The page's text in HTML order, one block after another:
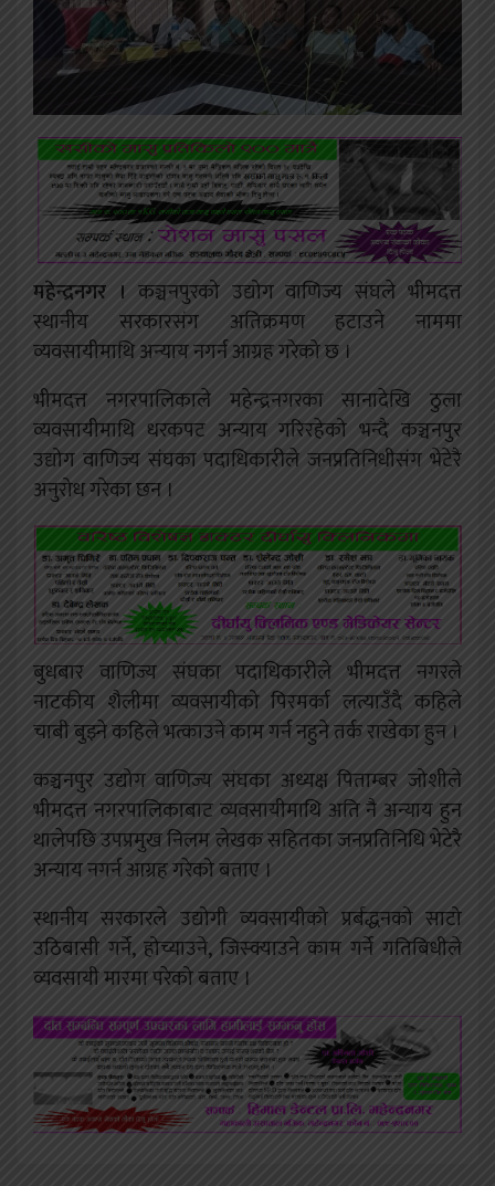
महेन्द्रनगर । कञ्चनपुरको उद्योग वाणिज्य संघले भीमदत्त
स्थानीय सरकारसंग अतिक्रमण हटाउने नाममा
व्यवसायीमाथि अन्याय नगर्न आग्रह गरेको छ ।
भीमदत्त नगरपालिकाले महेन्द्रनगरका सानादेखि ठुला
व्यवसायीमाथि धरकपट अन्याय गरिरहेको भन्दै कञ्चनपुर
उद्योग वाणिज्य संघका पदाधिकारीले जनप्रतिनिधीसंग भेटेरै
अनुरोध गरेका छन ।
बुधबार वाणिज्य संघका पदाधिकारीले भीमदत्त नगरले
नाटकीय शैलीमा व्यवसायीको पिरमर्का लत्याउँदै कहिले
चाबी बुझ्ने कहिले भत्काउने काम गर्न नहुने तर्क राखेका हुन ।
कञ्चनपुर उद्योग वाणिज्य संघका अध्यक्ष पिताम्बर जोशीले
भीमदत्त नगरपालिकाबाट व्यवसायीमाथि अति नै अन्याय हुन
थालेपछि उपप्रमुख निलम लेखक सहितका जनप्रतिनिधि भेटेरै
अन्याय नगर्न आग्रह गरेको बताए ।
स्थानीय सरकारले उद्योगी व्यवसायीको प्रर्बद्धनको साटो
उठिबासी गर्ने, होच्याउने, जिस्क्याउने काम गर्ने गतिबिधीले
व्यवसायी मारमा परेको बताए ।